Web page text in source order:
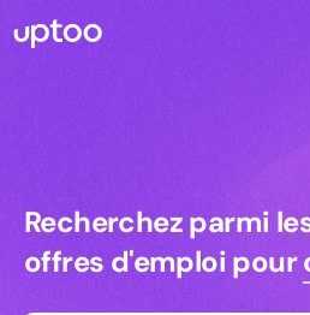
Recherchez parmi
Recherchez parmi
offres d'emploi pour